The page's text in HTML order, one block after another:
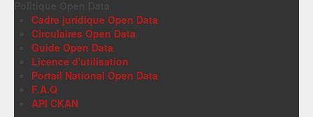
Cadre juridique Open Data
Circulaires Open Data
Guide Open Data
Licence d'utilisation
Portail National Open Data
F.A.Q
API CKAN